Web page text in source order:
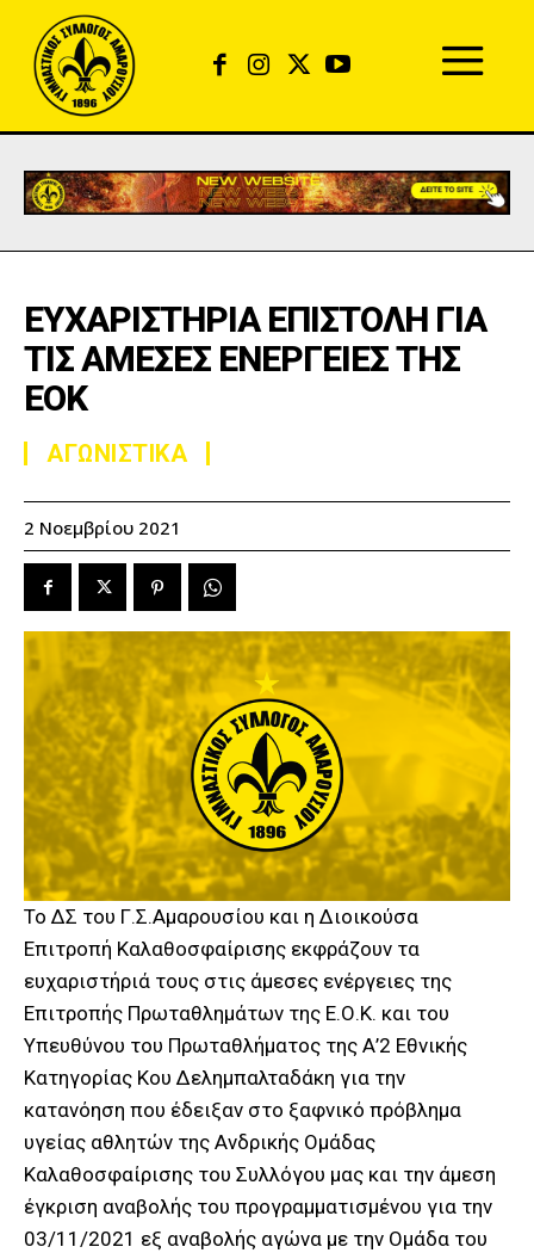
EΥΧΑΡΙΣΤΗΡΙΑ ΕΠΙΣΤΟΛΗ ΓΙΑ
ΤΙΣ ΑΜΕΣΕΣ ΕΝΕΡΓΕΙΕΣ ΤΗΣ
ΕΟΚ
ΑΓΩΝΙΣΤΙΚΑ
2 Νοεμβρίου 2021
Το ΔΣ του Γ.Σ.Αμαρουσίου και η Διοικούσα
Επιτροπή Καλαθοσφαίρισης εκφράζουν τα
ευχαριστήριά τους στις άμεσες ενέργειες της
Επιτροπής Πρωταθλημάτων της Ε.Ο.Κ. και του
Υπευθύνου του Πρωταθλήματος της Α’2 Εθνικής
Κατηγορίας Κου Δελημπαλταδάκη για την
κατανόηση που έδειξαν στο ξαφνικό πρόβλημα
υγείας αθλητών της Ανδρικής Ομάδας
Καλαθοσφαίρισης του Συλλόγου μας και την άμεση
έγκριση αναβολής του προγραμματισμένου για την
03/11/2021 εξ αναβολής αγώνα με την Ομάδα του